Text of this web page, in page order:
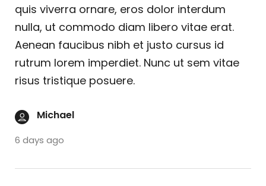
quis viverra ornare, eros dolor interdum
nulla, ut commodo diam libero vitae erat.
Aenean faucibus nibh et justo cursus id
rutrum lorem imperdiet. Nunc ut sem vitae
risus tristique posuere.
Michael
6 days ago